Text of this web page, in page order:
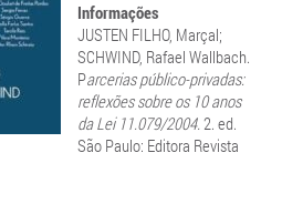
Informações
JUSTEN FILHO, Marçal;
SCHWIND, Rafael Wallbach.
Parcerias público-privadas:
reflexões sobre os 10 anos
da Lei 11.079/2004. 2. ed.
São Paulo: Editora Revista